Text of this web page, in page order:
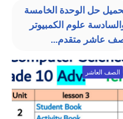
حل الوحدة الخامسة
علوم الكمبيوتر
عاشر متقدم...
الصف العاشر